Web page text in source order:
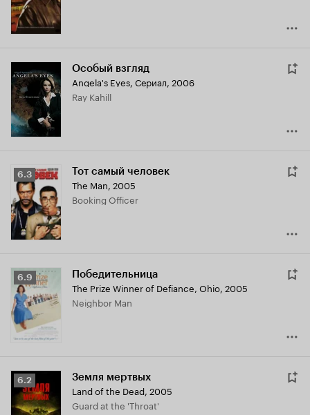
Особый взгляд
Angela's Eyes, Сериал, 2006
Ray Kahill
Рейтинг
Кинопоиска
6.3
6.3 Тот самый человек
The Man, 2005
Booking Officer
Рейтинг
Кинопоиска
6.9
6.9 Победительница
The Prize Winner of Defiance, Ohio, 2005
Neighbor Man
Рейтинг
Кинопоиска
6.2
6.2 Земля мертвых
Land of the Dead, 2005
Guard at the 'Throat'